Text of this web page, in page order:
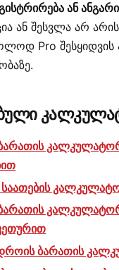
ან
ან შესვლა არ
Pro
საათების
ბარათის